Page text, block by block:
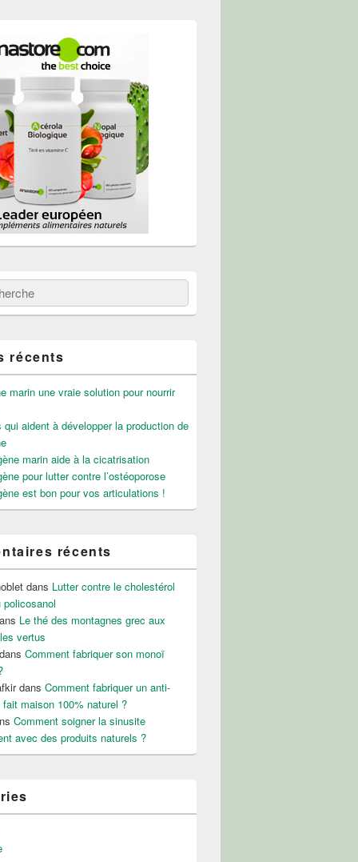
récents
marin une vraie solution pour nourrir
qui aident à développer la production de
marin aide à la cicatrisation
pour lutter contre l’ostéoporose
est bon pour vos articulations !
récents
dans Lutter contre le cholestérol
policosanol
Le thé des montagnes grec aux
vertus
dans Comment fabriquer son monoï
dans Comment fabriquer un anti-
maison 100% naturel ?
Comment soigner la sinusite
avec des produits naturels ?